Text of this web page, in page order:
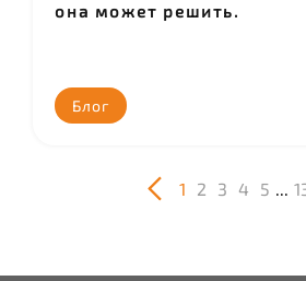
она может решить.
Блог
1 2 3 4 5 ...